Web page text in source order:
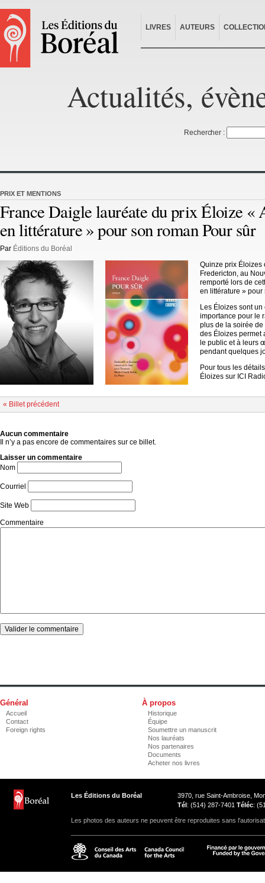
LIVRES AUTEURS
Actualités,
Rechercher :
PRIX ET MENTIONS
France Daigle lauréate du prix Éloize «
en littérature » pour son roman Pour sûr
Par Éditions du Boréal
Quinze prix Éloizes
Fredericton, au
remporté lors de
en littérature »
Les Éloizes sont
importance pour le
plus de la soirée
des Éloizes permet
le public et à leurs
pendant quelques
Pour tous les
Éloizes sur ICI
« Billet précédent
Aucun commentaire
Il n’y a pas encore de commentaires sur ce billet.
Laisser un commentaire
Nom
Courriel
Site Web
Commentaire
Général
Accueil
Contact
Foreign rights
À propos
Historique
Équipe
Soumettre un manuscrit
Nos lauréats
Nos partenaires
Documents
Acheter nos livres
Les Éditions du Boréal
3970, rue Saint-Ambroise,
Tél : (514) 287-7401 Téléc:
Les photos des auteurs ne peuvent être reproduites sans